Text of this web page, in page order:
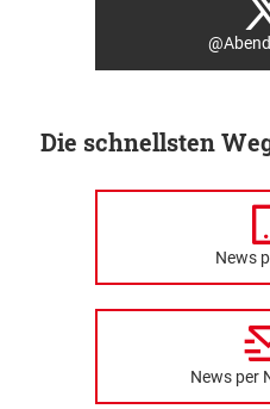
Die schnellsten
News
News per